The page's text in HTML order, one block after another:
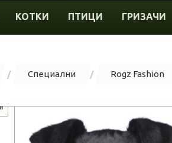
КОТКИ ПТИЦИ ГРИЗАЧИ
Специални Rogz Fashion